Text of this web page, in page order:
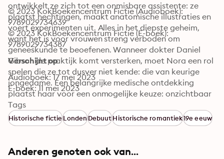
ontwikkelt ze zich tot een onmisbare assistente: ze
plaatst hechtingen, maakt anatomische illustraties en
voert experimenten uit. Alles in het diepste geheim,
want het is voor vrouwen streng verboden om
geneeskunde te beoefenen. Wanneer dokter Daniel
Gibson de praktijk komt versterken, moet Nora een rol
spelen die ze tot dusver niet kende: die van keurige
jongedame. Een belangrijke medische ontdekking
plaatst haar voor een onmogelijke keuze: onzichtbaar
blijven en haar mannelijke collega’s de eer geven, of
laten zien wat ze kan, met alle gevolgen van dien?
© 2023 KokBoekencentrum Fictie (Audioboek):
9789029734639
© 2023 KokBoekencentrum Fictie (E-boek):
9789029734387
Verschijnt op
Audioboek: 17 mei 2023
E-boek: 11 mei 2023
Tags
Historische fictieLondenDebuutHistorische romantiek19e eeuw
Anderen genoten ook van...